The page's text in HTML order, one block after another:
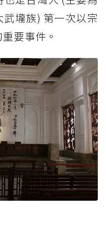
壠族) 第一次以宗
要事件。